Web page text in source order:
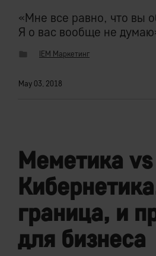
«Мне все равно, что вы
Я о вас вообще не
IEM Маркетинг
May 03, 2018
Меметика vs
граница, и
для бизнеса